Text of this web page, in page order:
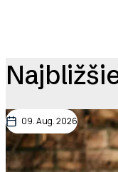
09. Aug. 2026